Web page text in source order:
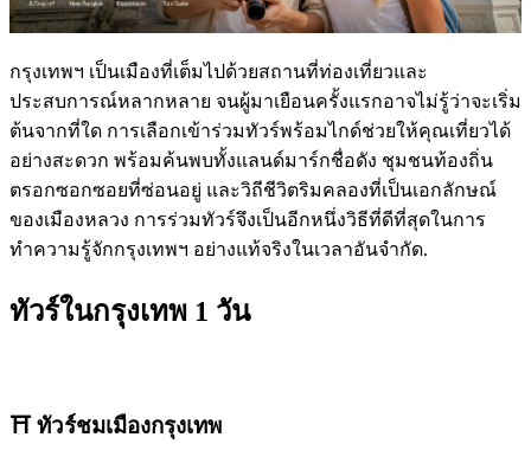
กรุงเทพฯ เป็นเมืองที่เต็มไปด้วยสถานที่ท่องเที่ยวและ
ประสบการณ์หลากหลาย จนผู้มาเยือนครั้งแรกอาจไม่รู้ว่าจะเริ่ม
ต้นจากที่ใด การเลือกเข้าร่วมทัวร์พร้อมไกด์ช่วยให้คุณเที่ยวได้
อย่างสะดวก พร้อมค้นพบทั้งแลนด์มาร์กชื่อดัง ชุมชนท้องถิ่น
ตรอกซอกซอยที่ซ่อนอยู่ และวิถีชีวิตริมคลองที่เป็นเอกลักษณ์
ของเมืองหลวง การร่วมทัวร์จึงเป็นอีกหนึ่งวิธีที่ดีที่สุดในการ
ทำความรู้จักกรุงเทพฯ อย่างแท้จริงในเวลาอันจำกัด.
ทัวร์ในกรุงเทพ 1 วัน
⛩ ทัวร์ชมเมืองกรุงเทพ